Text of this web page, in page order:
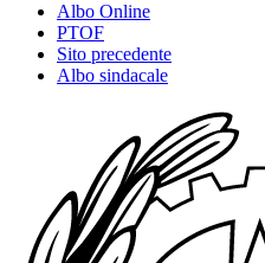
Albo Online
PTOF
Sito precedente
Albo sindacale